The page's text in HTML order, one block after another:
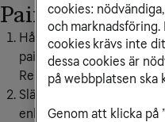
Paira
Håll inneReset-knappen
pairingsidan upp där du
Reset-knappen sitter på
Släpper du knappen nu
enheten igen om så
cookies:
och marknadsföring.
cookies krävs inte
dessa cookies är
på webbplatsen ska
Genom att klicka på